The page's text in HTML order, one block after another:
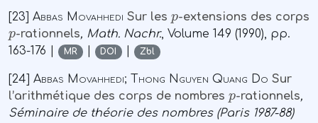
[23] Abbas Movahhedi Sur les -extensions des corps
p -rationnels, Math. Nachr., Volume 149 (1990), pp.
163-176 |
MR | DOI | Zbl
[24] Abbas Movahhedi; Thong Nguyen Quang Do Sur
l’arithmétique des corps de nombres
-rationnels,
Séminaire de théorie des nombres (Paris 1987-88)